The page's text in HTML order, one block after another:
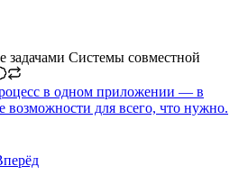
задачами Системы совместной
в одном приложении — в
возможности для всего, что нужно.